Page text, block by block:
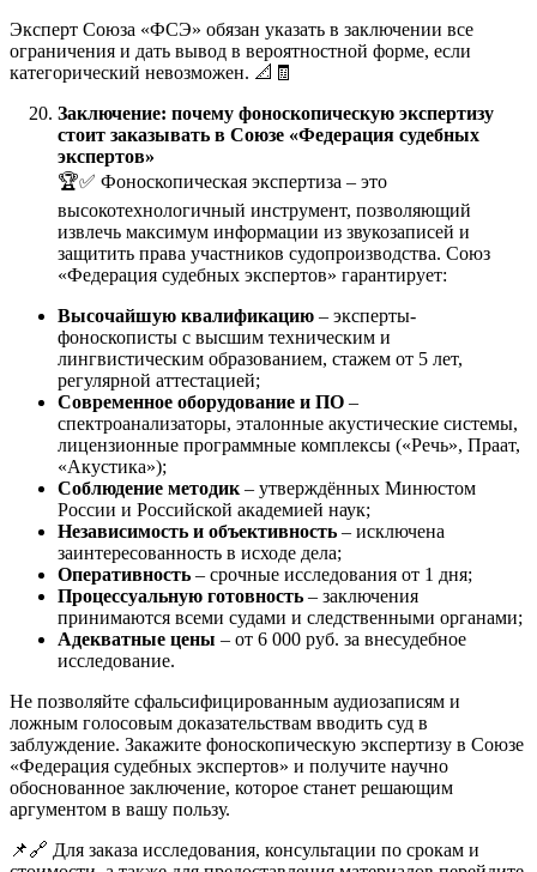
Эксперт Союза «ФСЭ» обязан указать в заключении все
ограничения и дать вывод в вероятностной форме, если
категорический невозможен. 📐🧾
Заключение: почему фоноскопическую экспертизу
стоит заказывать в Союзе «Федерация судебных
экспертов»
🏆✅ Фоноскопическая экспертиза – это
высокотехнологичный инструмент, позволяющий
извлечь максимум информации из звукозаписей и
защитить права участников судопроизводства. Союз
«Федерация судебных экспертов» гарантирует:
Высочайшую квалификацию – эксперты-
фоноскописты с высшим техническим и
лингвистическим образованием, стажем от 5 лет,
регулярной аттестацией;
Современное оборудование и ПО –
спектроанализаторы, эталонные акустические системы,
лицензионные программные комплексы («Речь», Праат,
«Акустика»);
Соблюдение методик – утверждённых Минюстом
России и Российской академией наук;
Независимость и объективность – исключена
заинтересованность в исходе дела;
Оперативность – срочные исследования от 1 дня;
Процессуальную готовность – заключения
принимаются всеми судами и следственными органами;
Адекватные цены – от 6 000 руб. за внесудебное
исследование.
Не позволяйте сфальсифицированным аудиозаписям и
ложным голосовым доказательствам вводить суд в
заблуждение. Закажите фоноскопическую экспертизу в Союзе
«Федерация судебных экспертов» и получите научно
обоснованное заключение, которое станет решающим
аргументом в вашу пользу.
📌🔗 Для заказа исследования, консультации по срокам и